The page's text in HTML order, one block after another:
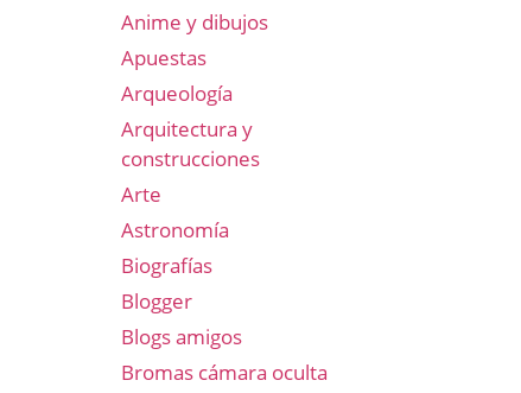
Anime y dibujos
Apuestas
Arqueología
Arquitectura y
construcciones
Arte
Astronomía
Biografías
Blogger
Blogs amigos
Bromas cámara oculta